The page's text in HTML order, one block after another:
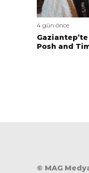
4 gün önce
Posh and
© MAG